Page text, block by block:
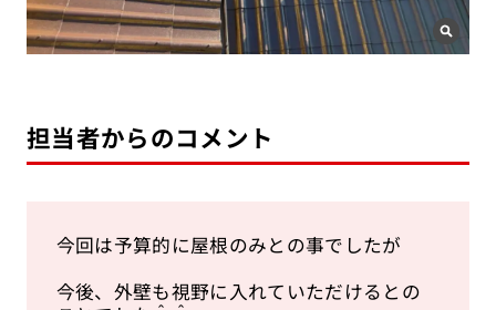
担当者からのコメント
今回は予算的に屋根のみとの事でしたが
今後、外壁も視野に入れていただけるとの